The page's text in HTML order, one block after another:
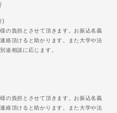
)
の負担とさせて頂きます。お振込名義
絡頂けると助かります。また大学や法
途相談に応じます。
の負担とさせて頂きます。お振込名義
絡頂けると助かります。また大学や法